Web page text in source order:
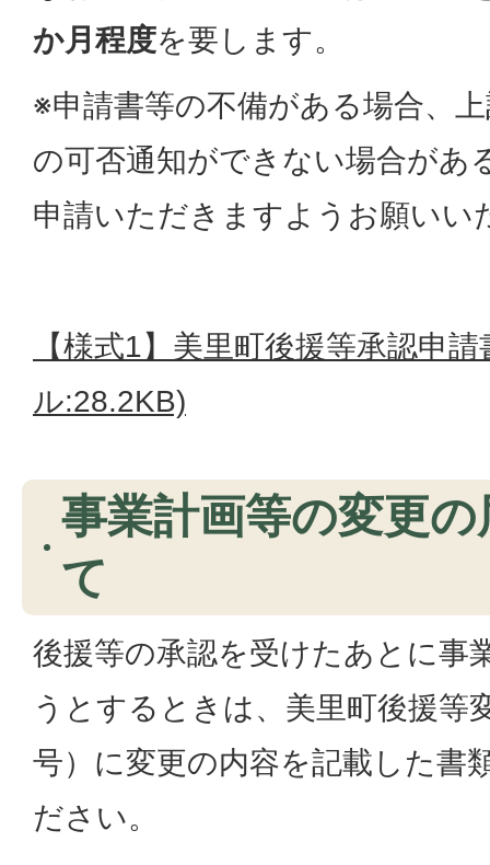
か月程度を要します。
※申請書等の不備がある場合、
の可否通知ができない場合があ
申請いただきますようお願いい
【様式1】美里町後援等承認申
ル:28.2KB)
事業計画等の変更
て
後援等の承認を受けたあとに事
うとするときは、美里町後援等
号）に変更の内容を記載した書
ださい。